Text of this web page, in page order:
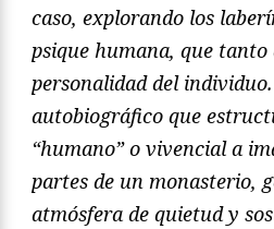
caso, explorando los
psique humana, que tanto
personalidad del
autobiográfico que
“humano” o vivencial a
partes de un monasterio,
atmósfera de quietud y